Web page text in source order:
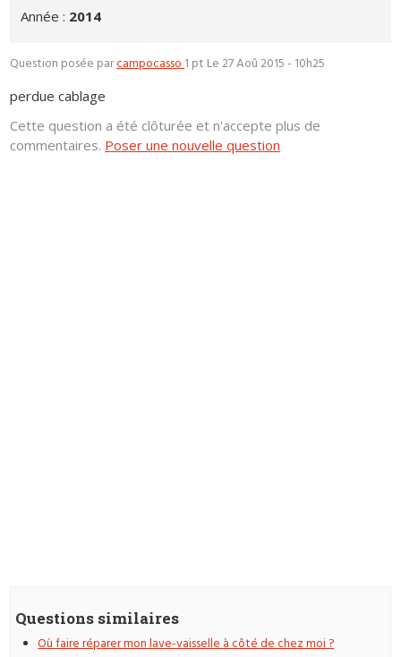
Année : 2014
Question posée parcampocasso1 pt Le 27 Aoû 2015 - 10h25
perdue cablage
Cette question a été clôturée et n'accepte plus de
commentaires. Poser une nouvelle question
Questions similaires
Où faire réparer mon lave-vaisselle à côté de chez moi ?